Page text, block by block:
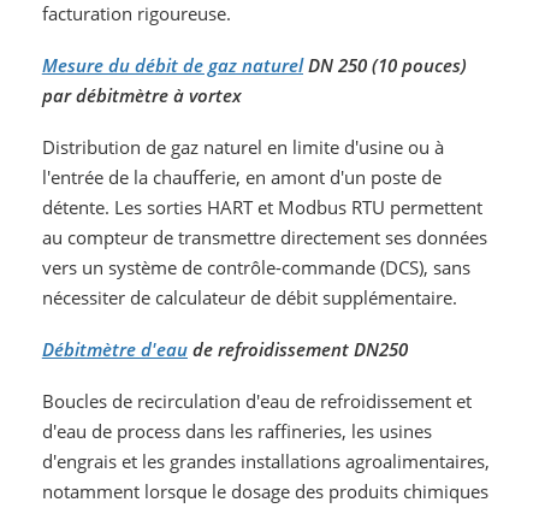
facturation rigoureuse.
Mesure du débit de gaz naturel DN 250 (10 pouces)
par débitmètre à vortex
Distribution de gaz naturel en limite d'usine ou à
l'entrée de la chaufferie, en amont d'un poste de
détente. Les sorties HART et Modbus RTU permettent
au compteur de transmettre directement ses données
vers un système de contrôle-commande (DCS), sans
nécessiter de calculateur de débit supplémentaire.
Débitmètre d'eau de refroidissement DN250
Boucles de recirculation d'eau de refroidissement et
d'eau de process dans les raffineries, les usines
d'engrais et les grandes installations agroalimentaires,
notamment lorsque le dosage des produits chimiques